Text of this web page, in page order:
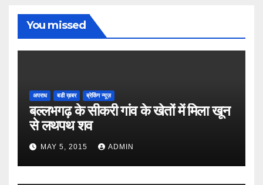
You missed
अपराध बडी ख़बर ब्रेकिंग न्यूज़
बल्लभगढ़ के सीकरी गांव के खेतों में मिला खून
से लथपथ शव
MAY 5, 2015 ADMIN